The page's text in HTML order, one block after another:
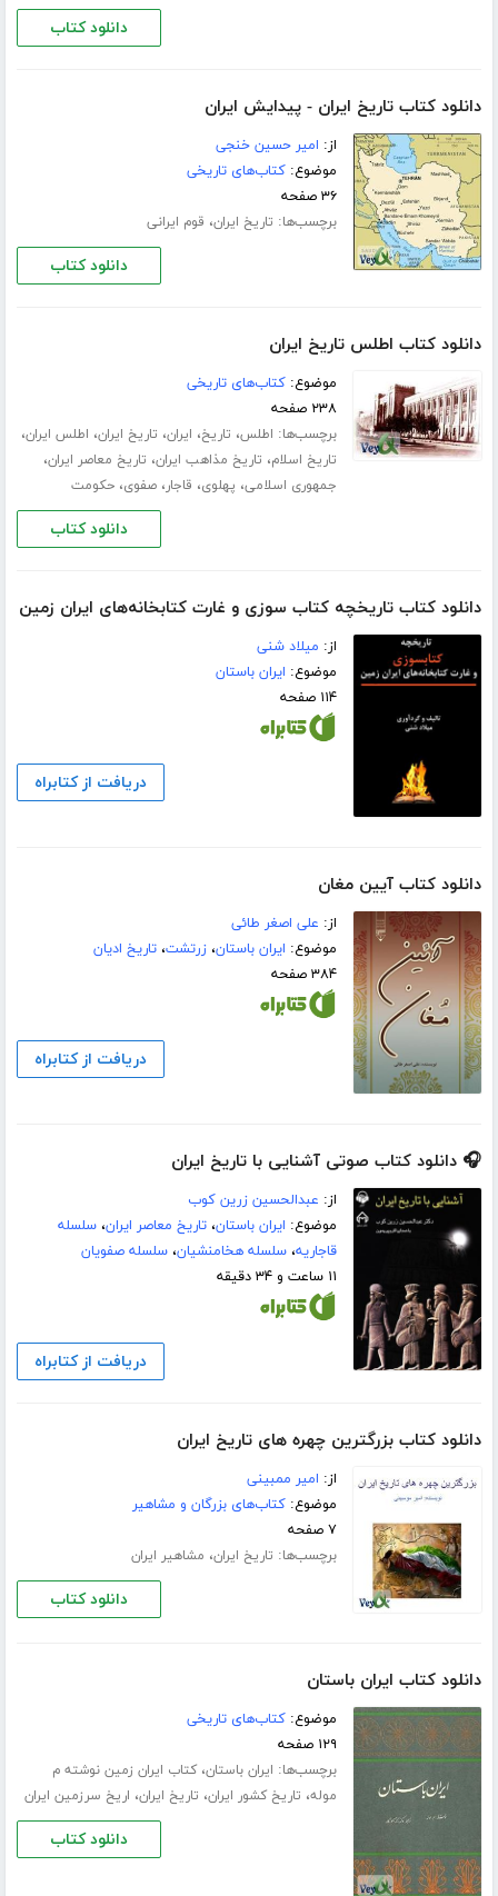
دانلود کتاب
دانلود کتاب تاریخ ایران - پیدایش ایران
از: امیر حسین خنجی
موضوع:کتاب‌های تاریخی
۳۶ صفحه
برچسب‌ها: تاریخ ایران، قوم ایرانی
دانلود کتاب
دانلود کتاب اطلس تاریخ ایران
موضوع:کتاب‌های تاریخی
۲۳۸ صفحه
برچسب‌ها: اطلس، تاریخ، ایران، تاریخ ایران، اطلس ایران،
تاریخ اسلام، تاریخ مذاهب ایران، تاریخ معاصر ایران،
جمهوری اسلامی، پهلوی، قاجار،صفوی،حکومت
دانلود کتاب
دانلود کتاب تاریخچه کتاب سوزی و غارت کتابخانه‌های ایران زمین
از: میلاد شنی
موضوع: ایران باستان
۱۱۴ صفحه
دریافت از کتابراه
دانلود کتاب آیین مغان
از: علی اصغر طائی
موضوع: ایران باستان،زرتشت،تاریخ ادیان
۳۸۴ صفحه
دریافت از کتابراه
🎧 دانلود کتاب صوتی آشنایی با تاریخ ایران
از: عبدالحسین زرین کوب
موضوع: ایران باستان،تاریخ معاصر ایران،سلسله
قاجاریه،سلسله هخامنشیان،سلسله صفویان
۱۱ ساعت و ۳۴ دقیقه
دریافت از کتابراه
دانلود کتاب بزرگترین چهره های تاریخ ایران
از: امیر ممبینی
موضوع:کتاب‌های بزرگان و مشاهیر
۷ صفحه
برچسب‌ها: تاریخ ایران، مشاهیر ایران
دانلود کتاب
دانلود کتاب ایران باستان
موضوع:کتاب‌های تاریخی
۱۲۹ صفحه
برچسب‌ها: ایران باستان،کتاب ایران زمین نوشته م
موله، تاریخ کشور ایران، تاریخ ایران، اریخ سرزمین ایران
دانلود کتاب